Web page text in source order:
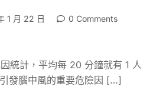
1 月 22 日
0 Comments
統計，平均每 20 分鐘就有 1 人
發腦中風的重要危險因 […]